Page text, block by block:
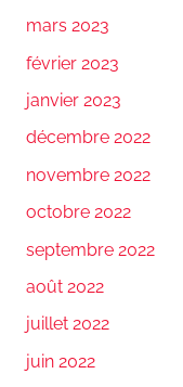
mars 2023
février 2023
janvier 2023
décembre 2022
novembre 2022
octobre 2022
septembre 2022
août 2022
juillet 2022
juin 2022